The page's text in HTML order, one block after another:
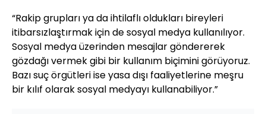
“Rakip grupları ya da ihtilaflı oldukları bireyleri
itibarsızlaştırmak için de sosyal medya kullanılıyor.
Sosyal medya üzerinden mesajlar göndererek
gözdağı vermek gibi bir kullanım biçimini görüyoruz.
Bazı suç örgütleri ise yasa dışı faaliyetlerine meşru
bir kılıf olarak sosyal medyayı kullanabiliyor.”